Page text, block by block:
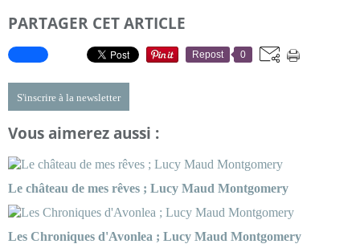
PARTAGER CET ARTICLE
Repost 0
S'inscrire à la newsletter
Vous aimerez aussi :
Le château de mes rêves ; Lucy Maud Montgomery
Les Chroniques d'Avonlea ; Lucy Maud Montgomery